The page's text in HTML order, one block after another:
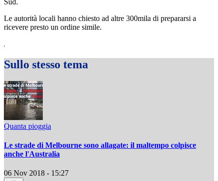
Sud.
Le autorità locali hanno chiesto ad altre 300mila di prepararsi a
ricevere presto un ordine simile.
Sullo stesso tema
Quanta pioggia
Le strade di Melbourne sono allagate: il maltempo colpisce
anche l'Australia
06 Nov 2018 - 15:27